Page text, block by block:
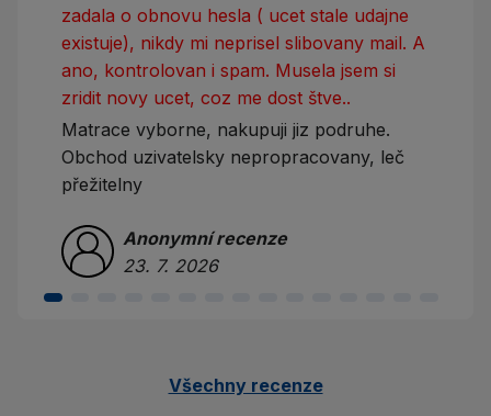
zadala o obnovu hesla ( ucet stale udajne
existuje), nikdy mi neprisel slibovany mail. A
ano, kontrolovan i spam. Musela jsem si
zridit novy ucet, coz me dost štve..
Matrace vyborne, nakupuji jiz podruhe.
Obchod uzivatelsky nepropracovany, leč
přežitelny
Anonymní recenze
23. 7. 2026
Všechny recenze